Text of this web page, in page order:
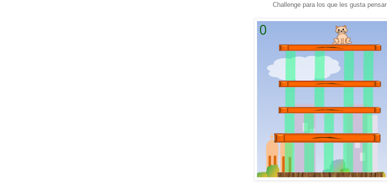
Challenge para los que les gusta pensar